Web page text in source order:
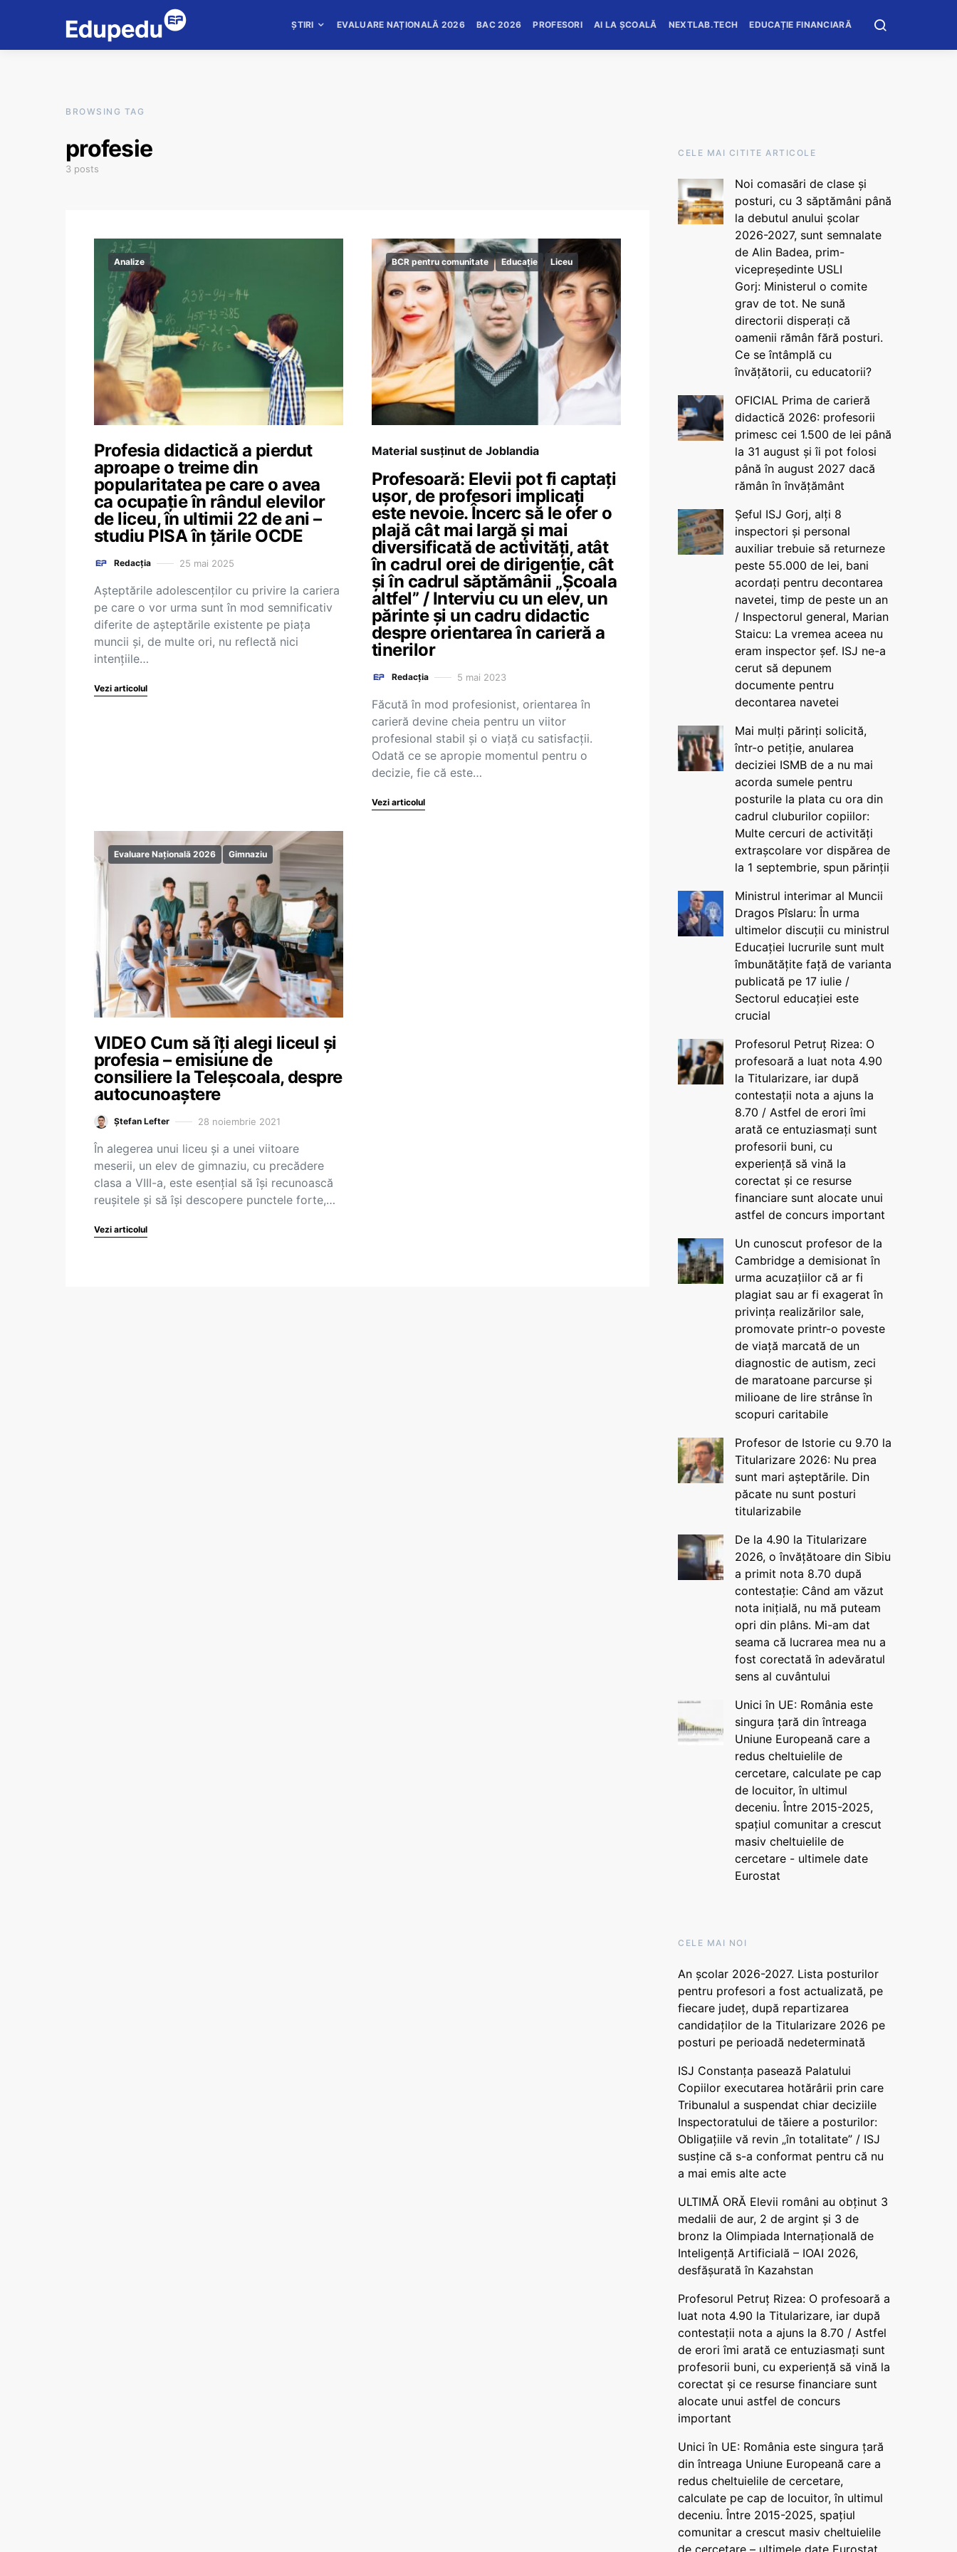
ȘTIRI EVALUARE NAȚIONALĂ 2026 BAC 2026 PROFESORI AI LA ȘCOALĂ NEXTLAB.TECH EDUCAȚIE FINANCIARĂ
BROWSING TAG
profesie
3 posts
Analize
Profesia didactică a pierdut
aproape o treime din
popularitatea pe care o avea
ca ocupație în rândul elevilor
de liceu, în ultimii 22 de ani –
studiu PISA în țările OCDE
Redacția 25 mai 2025
Așteptările adolescenților cu privire la cariera
pe care o vor urma sunt în mod semnificativ
diferite de așteptările existente pe piața
muncii și, de multe ori, nu reflectă nici
intențiile…
Vezi articolul
BCR pentru comunitate Educație Liceu
Material susținut de Joblandia
Profesoară: Elevii pot fi captați
ușor, de profesori implicați
este nevoie. Încerc să le ofer o
plajă cât mai largă și mai
diversificată de activități, atât
în cadrul orei de dirigenție, cât
și în cadrul săptămânii „Școala
altfel” / Interviu cu un elev, un
părinte și un cadru didactic
despre orientarea în carieră a
tinerilor
Redacția 5 mai 2023
Făcută în mod profesionist, orientarea în
carieră devine cheia pentru un viitor
profesional stabil și o viață cu satisfacții.
Odată ce se apropie momentul pentru o
decizie, fie că este…
Vezi articolul
Evaluare Națională 2026 Gimnaziu
VIDEO Cum să îți alegi liceul și
profesia – emisiune de
consiliere la Teleșcoala, despre
autocunoaștere
Ștefan Lefter 28 noiembrie 2021
În alegerea unui liceu și a unei viitoare
meserii, un elev de gimnaziu, cu precădere
clasa a VIII-a, este esențial să își recunoască
reușitele și să își descopere punctele forte,…
Vezi articolul
CELE MAI CITITE ARTICOLE
Noi comasări de clase și
posturi, cu 3 săptămâni până
la debutul anului școlar
2026-2027, sunt semnalate
de Alin Badea, prim-
vicepreședinte USLI
Gorj: Ministerul o comite
grav de tot. Ne sună
directorii disperați că
oamenii rămân fără posturi.
Ce se întâmplă cu
învățătorii, cu educatorii?
OFICIAL Prima de carieră
didactică 2026: profesorii
primesc cei 1.500 de lei până
la 31 august și îi pot folosi
până în august 2027 dacă
rămân în învățământ
Șeful ISJ Gorj, alți 8
inspectori și personal
auxiliar trebuie să returneze
peste 55.000 de lei, bani
acordați pentru decontarea
navetei, timp de peste un an
/ Inspectorul general, Marian
Staicu: La vremea aceea nu
eram inspector șef. ISJ ne-a
cerut să depunem
documente pentru
decontarea navetei
Mai mulți părinți solicită,
într-o petiție, anularea
deciziei ISMB de a nu mai
acorda sumele pentru
posturile la plata cu ora din
cadrul cluburilor copiilor:
Multe cercuri de activități
extrașcolare vor dispărea de
la 1 septembrie, spun părinții
Ministrul interimar al Muncii
Dragos Pîslaru: În urma
ultimelor discuții cu ministrul
Educației lucrurile sunt mult
îmbunătățite față de varianta
publicată pe 17 iulie /
Sectorul educației este
crucial
Profesorul Petruț Rizea: O
profesoară a luat nota 4.90
la Titularizare, iar după
contestații nota a ajuns la
8.70 / Astfel de erori îmi
arată ce entuziasmați sunt
profesorii buni, cu
experiență să vină la
corectat și ce resurse
financiare sunt alocate unui
astfel de concurs important
Un cunoscut profesor de la
Cambridge a demisionat în
urma acuzațiilor că ar fi
plagiat sau ar fi exagerat în
privința realizărilor sale,
promovate printr-o poveste
de viață marcată de un
diagnostic de autism, zeci
de maratoane parcurse și
milioane de lire strânse în
scopuri caritabile
Profesor de Istorie cu 9.70 la
Titularizare 2026: Nu prea
sunt mari așteptările. Din
păcate nu sunt posturi
titularizabile
De la 4.90 la Titularizare
2026, o învățătoare din Sibiu
a primit nota 8.70 după
contestație: Când am văzut
nota inițială, nu mă puteam
opri din plâns. Mi-am dat
seama că lucrarea mea nu a
fost corectată în adevăratul
sens al cuvântului
Unici în UE: România este
singura țară din întreaga
Uniune Europeană care a
redus cheltuielile de
cercetare, calculate pe cap
de locuitor, în ultimul
deceniu. Între 2015-2025,
spațiul comunitar a crescut
masiv cheltuielile de
cercetare - ultimele date
Eurostat
CELE MAI NOI
An școlar 2026-2027. Lista posturilor
pentru profesori a fost actualizată, pe
fiecare județ, după repartizarea
candidaților de la Titularizare 2026 pe
posturi pe perioadă nedeterminată
ISJ Constanța pasează Palatului
Copiilor executarea hotărârii prin care
Tribunalul a suspendat chiar deciziile
Inspectoratului de tăiere a posturilor:
Obligațiile vă revin „în totalitate” / ISJ
susține că s-a conformat pentru că nu
a mai emis alte acte
ULTIMĂ ORĂ Elevii români au obținut 3
medalii de aur, 2 de argint și 3 de
bronz la Olimpiada Internațională de
Inteligență Artificială – IOAI 2026,
desfășurată în Kazahstan
Profesorul Petruț Rizea: O profesoară a
luat nota 4.90 la Titularizare, iar după
contestații nota a ajuns la 8.70 / Astfel
de erori îmi arată ce entuziasmați sunt
profesorii buni, cu experiență să vină la
corectat și ce resurse financiare sunt
alocate unui astfel de concurs
important
Unici în UE: România este singura țară
din întreaga Uniune Europeană care a
redus cheltuielile de cercetare,
calculate pe cap de locuitor, în ultimul
deceniu. Între 2015-2025, spațiul
comunitar a crescut masiv cheltuielile
de cercetare – ultimele date Eurostat